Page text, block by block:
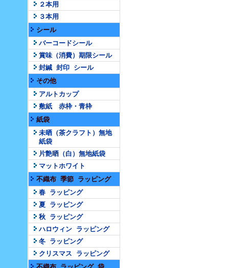
２本用
３本用
シール
バーコードシール
賞味（消費）期限シール
封緘 封印 シール
その他
アルトカップ
敷紙 赤枠・青枠
紙袋
未晒（茶クラフト）無地
紙袋
片艶晒（白）無地紙袋
マットホワイト
不織布 季節 ラッピング
春 ラッピング
夏 ラッピング
秋 ラッピング
ハロウィン ラッピング
冬 ラッピング
クリスマス ラッピング